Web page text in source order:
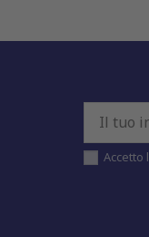
Accetto